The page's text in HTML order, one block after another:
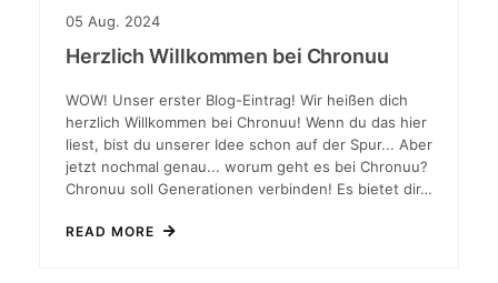
05 Aug. 2024
Herzlich Willkommen bei Chronuu
WOW! Unser erster Blog-Eintrag! Wir heißen dich
herzlich Willkommen bei Chronuu! Wenn du das hier
liest, bist du unserer Idee schon auf der Spur... Aber
jetzt nochmal genau... worum geht es bei Chronuu?
Chronuu soll Generationen verbinden! Es bietet dir…
READ MORE